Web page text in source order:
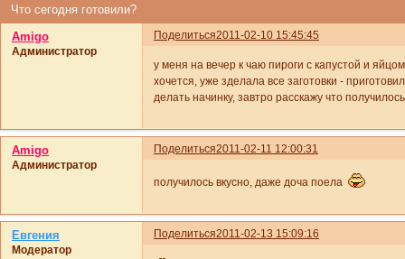
Что сегодня готовили?
Поделиться2011-02-10 15:45:45
Amigo
Администратор
у меня на вечер к чаю пироги с капустой и
хочется, уже зделала все заготовки -
делать начинку, завтро расскажу что получилось
Поделиться2011-02-11 12:00:31
Amigo
Администратор
получилось вкусно, даже доча поела
Поделиться2011-02-13 15:09:16
Евгения
Модератор